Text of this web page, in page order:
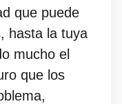
que puede
hasta la tuya
mucho el
que los